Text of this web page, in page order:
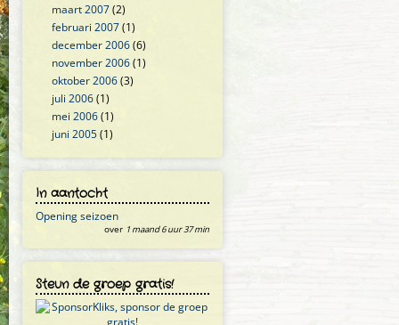
maart 2007(2)
februari 2007(1)
december 2006(6)
november 2006(1)
oktober 2006(3)
juli 2006(1)
mei 2006(1)
juni 2005(1)
In aantocht
Opening seizoen
over 1 maand 6 uur 37 min
Steun de groep gratis!